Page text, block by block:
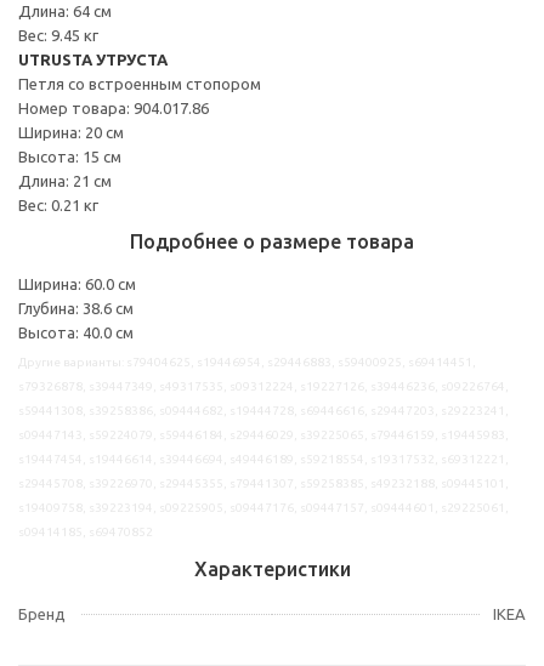
Длина: 64 см
Вес: 9.45 кг
UTRUSTA УТРУСТА
Петля со встроенным стопором
Номер товара: 904.017.86
Ширина: 20 см
Высота: 15 см
Длина: 21 см
Вес: 0.21 кг
Подробнее о размере товара
Ширина: 60.0 см
Глубина: 38.6 см
Высота: 40.0 см
Характеристики
Бренд IKEA